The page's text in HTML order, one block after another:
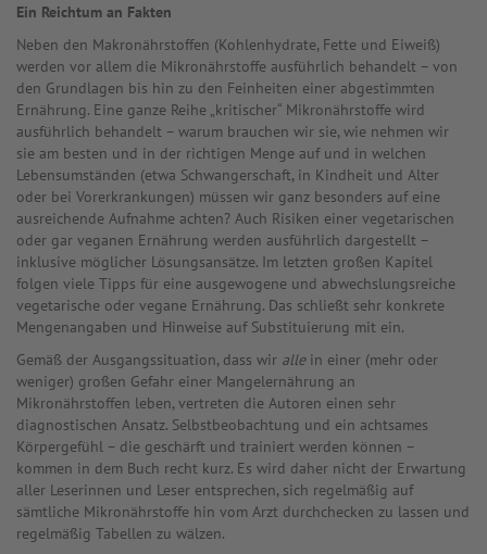
Ein Reichtum an Fakten
Neben den Makronährstoffen (Kohlenhydrate, Fette und Eiweiß)
werden vor allem die Mikronährstoffe ausführlich behandelt – von
den Grundlagen bis hin zu den Feinheiten einer abgestimmten
Ernährung. Eine ganze Reihe „kritischer“ Mikronährstoffe wird
ausführlich behandelt – warum brauchen wir sie, wie nehmen wir
sie am besten und in der richtigen Menge auf und in welchen
Lebensumständen (etwa Schwangerschaft, in Kindheit und Alter
oder bei Vorerkrankungen) müssen wir ganz besonders auf eine
ausreichende Aufnahme achten? Auch Risiken einer vegetarischen
oder gar veganen Ernährung werden ausführlich dargestellt –
inklusive möglicher Lösungsansätze. Im letzten großen Kapitel
folgen viele Tipps für eine ausgewogene und abwechslungsreiche
vegetarische oder vegane Ernährung. Das schließt sehr konkrete
Mengenangaben und Hinweise auf Substituierung mit ein.
Gemäß der Ausgangssituation, dass wir allein einer (mehr oder
weniger) großen Gefahr einer Mangelernährung an
Mikronährstoffen leben, vertreten die Autoren einen sehr
diagnostischen Ansatz. Selbstbeobachtung und ein achtsames
Körpergefühl – die geschärft und trainiert werden können –
kommen in dem Buch recht kurz. Es wird daher nicht der Erwartung
aller Leserinnen und Leser entsprechen, sich regelmäßig auf
sämtliche Mikronährstoffe hin vom Arzt durchchecken zu lassen und
regelmäßig Tabellen zu wälzen.